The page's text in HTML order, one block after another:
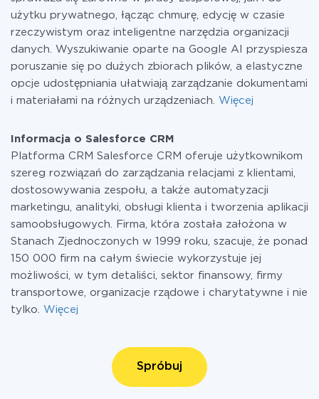
użytku prywatnego, łącząc chmurę, edycję w czasie
rzeczywistym oraz inteligentne narzędzia organizacji
danych. Wyszukiwanie oparte na Google AI przyspiesza
poruszanie się po dużych zbiorach plików, a elastyczne
opcje udostępniania ułatwiają zarządzanie dokumentami
i materiałami na różnych urządzeniach. Więcej
Informacja o Salesforce CRM
Platforma CRM Salesforce CRM oferuje użytkownikom
szereg rozwiązań do zarządzania relacjami z klientami,
dostosowywania zespołu, a także automatyzacji
marketingu, analityki, obsługi klienta i tworzenia aplikacji
samoobsługowych. Firma, która została założona w
Stanach Zjednoczonych w 1999 roku, szacuje, że ponad
150 000 firm na całym świecie wykorzystuje jej
możliwości, w tym detaliści, sektor finansowy, firmy
transportowe, organizacje rządowe i charytatywne i nie
tylko. Więcej
Spróbuj